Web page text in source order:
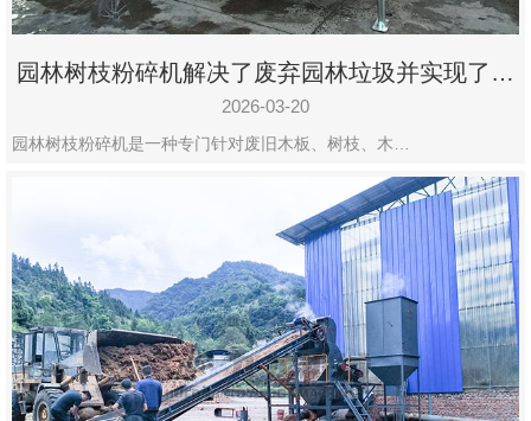
园林树枝粉碎机解决了废弃园林垃圾并实现了再
利用
2026-03-20
园林树枝粉碎机是一种专门针对废旧木板、树枝、木…